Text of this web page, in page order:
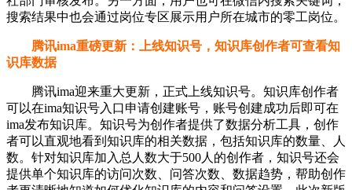
搜索结果中也会通过岗位专区展示用户所在城市的零工岗位。
腾讯ima重磅更新：上线知识号，知识库创作者可查看知
识库数据
腾讯ima迎来重大更新，正式上线知识号。知识库创作者
可以在ima知识号入口申请创建账号，账号创建成功后即可在
ima发布知识库。知识号为创作者提供了数据分析工具，创作
者可以直观地看到知识库的相关数据，包括知识库的数量、人
数。针对知识库加入总人数大于500人的创作者，知识号还会
提供单个知识库的访问次数、问答次数、数据趋势，帮助创作